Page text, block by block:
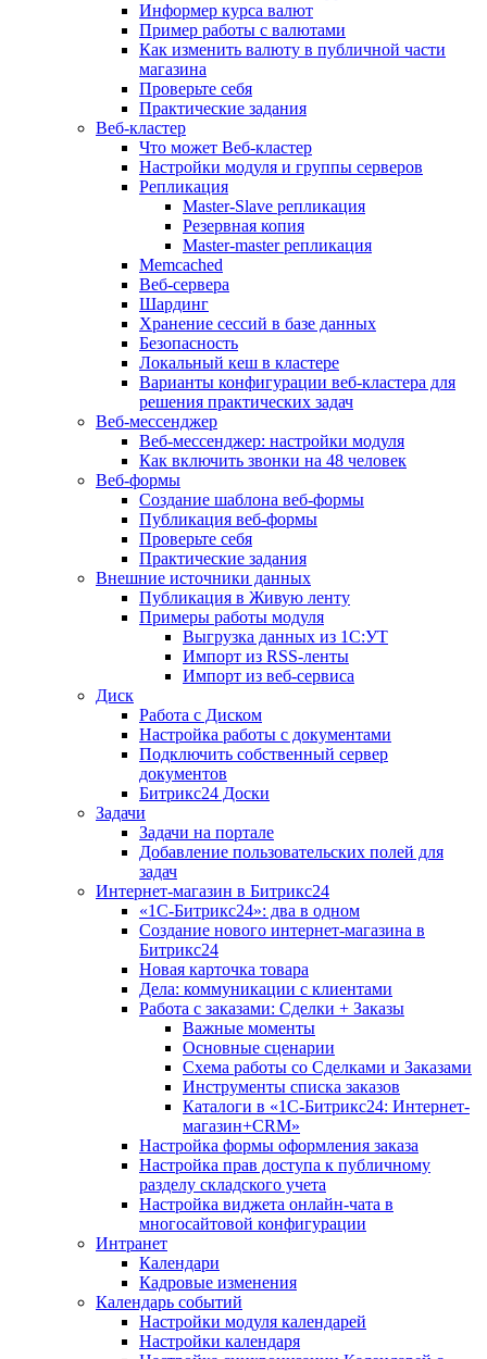
Информер курса валют
Пример работы с валютами
Как изменить валюту в публичной части
магазина
Проверьте себя
Практические задания
Веб-кластер
Что может Веб-кластер
Настройки модуля и группы серверов
Репликация
Master-Slave репликация
Резервная копия
Master-master репликация
Memcached
Веб-сервера
Шардинг
Хранение сессий в базе данных
Безопасность
Локальный кеш в кластере
Варианты конфигурации веб-кластера для
решения практических задач
Веб-мессенджер
Веб-мессенджер: настройки модуля
Как включить звонки на 48 человек
Веб-формы
Создание шаблона веб-формы
Публикация веб-формы
Проверьте себя
Практические задания
Внешние источники данных
Публикация в Живую ленту
Примеры работы модуля
Выгрузка данных из 1С:УТ
Импорт из RSS-ленты
Импорт из веб-сервиса
Диск
Работа с Диском
Настройка работы с документами
Подключить собственный сервер
документов
Битрикс24 Доски
Задачи
Задачи на портале
Добавление пользовательских полей для
задач
Интернет-магазин в Битрикс24
«1С-Битрикс24»: два в одном
Создание нового интернет-магазина в
Битрикс24
Новая карточка товара
Дела: коммуникации с клиентами
Работа с заказами: Сделки + Заказы
Важные моменты
Основные сценарии
Схема работы со Сделками и Заказами
Инструменты списка заказов
Каталоги в «1С-Битрикс24: Интернет-
магазин+CRM»
Настройка формы оформления заказа
Настройка прав доступа к публичному
разделу складского учета
Настройка виджета онлайн-чата в
многосайтовой конфигурации
Интранет
Календари
Кадровые изменения
Календарь событий
Настройки модуля календарей
Настройки календаря